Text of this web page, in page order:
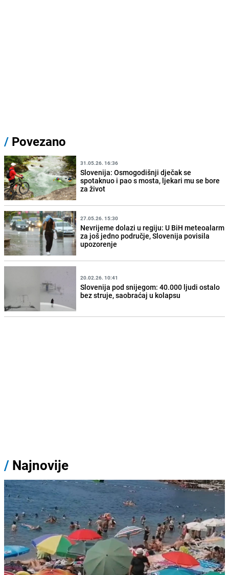
/ Povezano
31.05.26. 16:36
Slovenija: Osmogodišnji dječak se
spotaknuo i pao s mosta, ljekari mu se bore
za život
27.05.26. 15:30
Nevrijeme dolazi u regiju: U BiH meteoalarm
za još jedno područje, Slovenija povisila
upozorenje
20.02.26. 10:41
Slovenija pod snijegom: 40.000 ljudi ostalo
bez struje, saobraćaj u kolapsu
/ Najnovije